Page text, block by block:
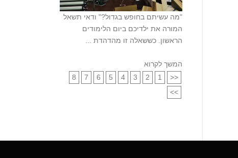
"מה עשיתם בחופש בגדול?" ודאי תשאל
המורה את ילדיכם ביום הלימודים
הראשון. כששאלה זו מהדהדת ...
המשך לקרוא
<<
1
2
3
4
5
6
7
8
>>